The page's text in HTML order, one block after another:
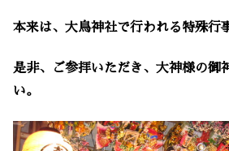
本来は、大鳥神社で行われる特殊行
是非、ご参拝いただき、大神様の御
い。